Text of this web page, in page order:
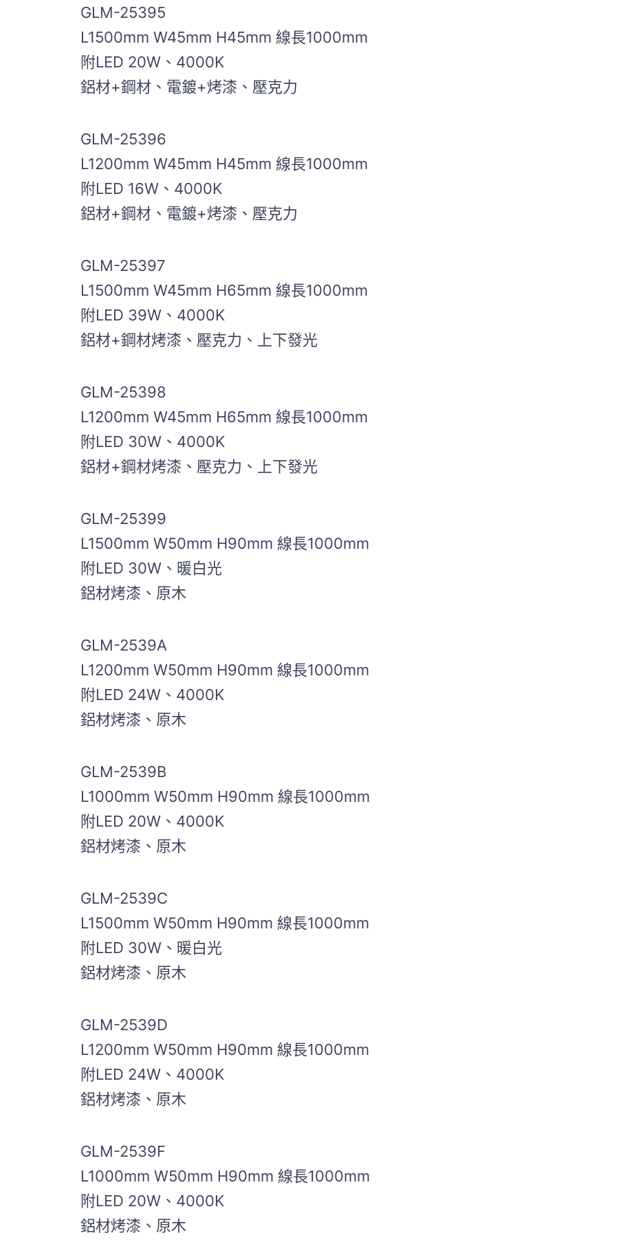
GLM-25395
L1500mm W45mm H45mm 線長1000mm
附LED 20W、4000K
鋁材+鋼材、電鍍+烤漆、壓克力
GLM-25396
L1200mm W45mm H45mm 線長1000mm
附LED 16W、4000K
鋁材+鋼材、電鍍+烤漆、壓克力
GLM-25397
L1500mm W45mm H65mm 線長1000mm
附LED 39W、4000K
鋁材+鋼材烤漆、壓克力、上下發光
GLM-25398
L1200mm W45mm H65mm 線長1000mm
附LED 30W、4000K
鋁材+鋼材烤漆、壓克力、上下發光
GLM-25399
L1500mm W50mm H90mm 線長1000mm
附LED 30W、暖白光
鋁材烤漆、原木
GLM-2539A
L1200mm W50mm H90mm 線長1000mm
附LED 24W、4000K
鋁材烤漆、原木
GLM-2539B
L1000mm W50mm H90mm 線長1000mm
附LED 20W、4000K
鋁材烤漆、原木
GLM-2539C
L1500mm W50mm H90mm 線長1000mm
附LED 30W、暖白光
鋁材烤漆、原木
GLM-2539D
L1200mm W50mm H90mm 線長1000mm
附LED 24W、4000K
鋁材烤漆、原木
GLM-2539F
L1000mm W50mm H90mm 線長1000mm
附LED 20W、4000K
鋁材烤漆、原木